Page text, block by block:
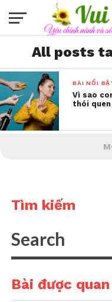
All posts
BÀI NỔI
Vì sao
thói quen
Tìm kiếm
Bài được